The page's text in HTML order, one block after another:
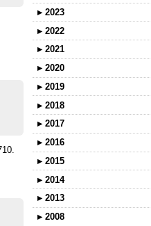
▸2023
▸2022
▸2021
▸2020
▸2019
▸2018
▸2017
▸2016
▸2015
▸2014
▸2013
▸2008